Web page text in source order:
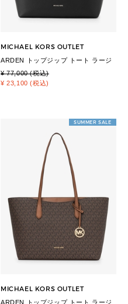
MICHAEL KORS OUTLET
ARDEN トップジップ トート ラージ
¥ 77,000 (税込)
¥ 23,100 (税込)
SUMMER SALE
MICHAEL KORS OUTLET
ARDEN トップジップ トート ラージ